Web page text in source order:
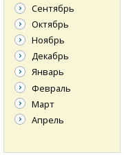
Сентябрь
Октябрь
Ноябрь
Декабрь
Январь
Февраль
Март
Апрель